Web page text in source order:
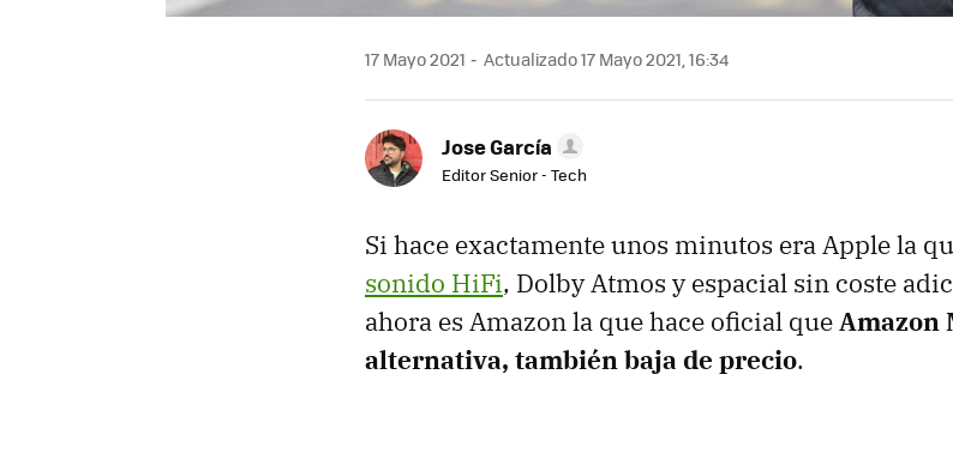
17 Mayo 2021 Actualizado 17 Mayo 2021, 16:34
Jose García
Editor Senior - Tech
Si hace exactamente unos minutos era Apple la
sonido HiFi, Dolby Atmos y espacial sin coste
ahora es Amazon la que hace oficial queAmazon
alternativa, también baja de precio.